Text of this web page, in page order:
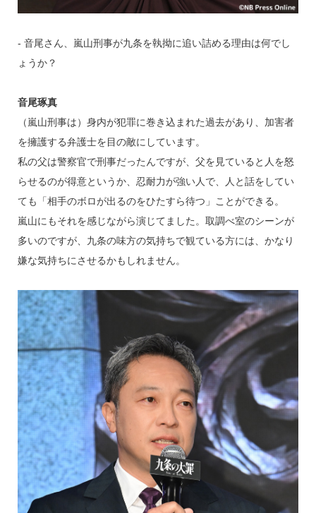
‐ 音尾さん、嵐山刑事が九条を執拗に追い詰める理由は何でし
ょうか？
音尾琢真
（嵐山刑事は）身内が犯罪に巻き込まれた過去があり、加害者
を擁護する弁護士を目の敵にしています。
私の父は警察官で刑事だったんですが、父を見ていると人を怒
らせるのが得意というか、忍耐力が強い人で、人と話をしてい
ても「相手のボロが出るのをひたすら待つ」ことができる。
嵐山にもそれを感じながら演じてました。取調べ室のシーンが
多いのですが、九条の味方の気持ちで観ている方には、かなり
嫌な気持ちにさせるかもしれません。